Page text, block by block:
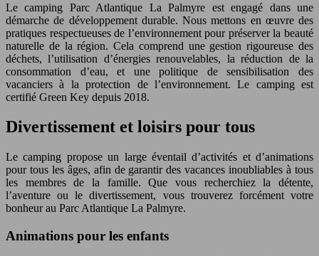
Le camping Parc Atlantique La Palmyre est engagé dans une
démarche de développement durable. Nous mettons en œuvre des
pratiques respectueuses de l’environnement pour préserver la beauté
naturelle de la région. Cela comprend une gestion rigoureuse des
déchets, l’utilisation d’énergies renouvelables, la réduction de la
consommation d’eau, et une politique de sensibilisation des
vacanciers à la protection de l’environnement. Le camping est
certifié Green Key depuis 2018.
Divertissement et loisirs pour tous
Le camping propose un large éventail d’activités et d’animations
pour tous les âges, afin de garantir des vacances inoubliables à tous
les membres de la famille. Que vous recherchiez la détente,
l’aventure ou le divertissement, vous trouverez forcément votre
bonheur au Parc Atlantique La Palmyre.
Animations pour les enfants